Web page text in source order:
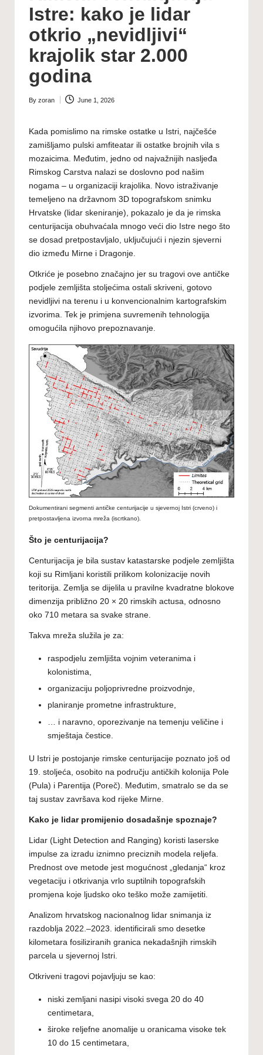
Istre: kako je lidar
otkrio „nevidljivi“
krajolik star 2.000
godina
Posted
By zoran June 1, 2026
Kada pomislimo na rimske ostatke u Istri, najčešće
zamišljamo pulski amfiteatar ili ostatke brojnih vila s
mozaicima. Međutim, jedno od najvažnijih nasljeđa
Rimskog Carstva nalazi se doslovno pod našim
nogama – u organizaciji krajolika. Novo istraživanje
temeljeno na državnom 3D topografskom snimku
Hrvatske (lidar skeniranje), pokazalo je da je rimska
centurijacija obuhvaćala mnogo veći dio Istre nego što
se dosad pretpostavljalo, uključujući i njezin sjeverni
dio između Mirne i Dragonje.
Otkriće je posebno značajno jer su tragovi ove antičke
podjele zemljišta stoljećima ostali skriveni, gotovo
nevidljivi na terenu i u konvencionalnim kartografskim
izvorima. Tek je primjena suvremenih tehnologija
omogućila njihovo prepoznavanje.
Dokumentirani segmenti antičke centurijacije u sjevernoj Istri (crveno) i
pretpostavljena izvorna mreža (iscrtkano).
Što je centurijacija?
Centurijacija je bila sustav katastarske podjele zemljišta
koji su Rimljani koristili prilikom kolonizacije novih
teritorija. Zemlja se dijelila u pravilne kvadratne blokove
dimenzija približno 20 × 20 rimskih actusa, odnosno
oko 710 metara sa svake strane.
Takva mreža služila je za:
raspodjelu zemljišta vojnim veteranima i
kolonistima,
organizaciju poljoprivredne proizvodnje,
planiranje prometne infrastrukture,
… i naravno, oporezivanje na temenju veličine i
smještaja čestice.
U Istri je postojanje rimske centurijacije poznato još od
19. stoljeća, osobito na području antičkih kolonija Pole
(Pula) i Parentija (Poreč). Međutim, smatralo se da se
taj sustav završava kod rijeke Mirne.
Kako je lidar promijenio dosadašnje spoznaje?
Lidar (Light Detection and Ranging) koristi laserske
impulse za izradu iznimno preciznih modela reljefa.
Prednost ove metode jest mogućnost „gledanja“ kroz
vegetaciju i otkrivanja vrlo suptilnih topografskih
promjena koje ljudsko oko teško može zamijetiti.
Analizom hrvatskog nacionalnog lidar snimanja iz
razdoblja 2022.–2023. identificirali smo desetke
kilometara fosiliziranih granica nekadašnjih rimskih
parcela u sjevernoj Istri.
Otkriveni tragovi pojavljuju se kao:
niski zemljani nasipi visoki svega 20 do 40
centimetara,
široke reljefne anomalije u oranicama visoke tek
10 do 15 centimetara,